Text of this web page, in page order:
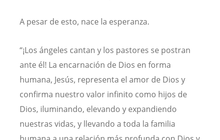
A pesar de esto, nace la esperanza.
“¡Los ángeles cantan y los pastores se postran
ante él! La encarnación de Dios en forma
humana, Jesús, representa el amor de Dios y
confirma nuestro valor infinito como hijos de
Dios, iluminando, elevando y expandiendo
nuestras vidas, y llevando a toda la familia